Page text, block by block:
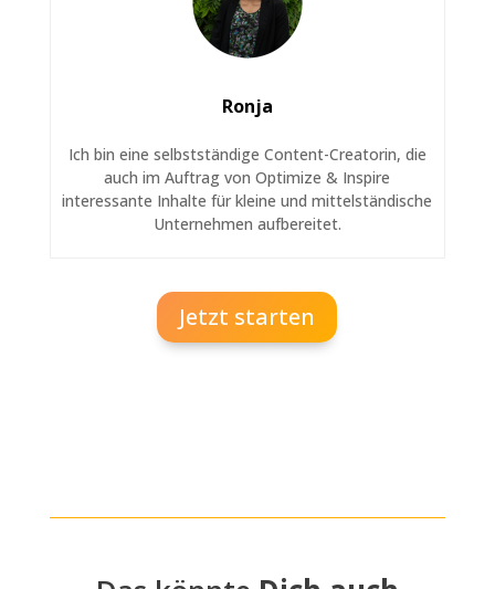
Ronja
Ich bin eine selbstständige Content-Creatorin, die
auch im Auftrag von Optimize & Inspire
interessante Inhalte für kleine und mittelständische
Unternehmen aufbereitet.
Jetzt starten